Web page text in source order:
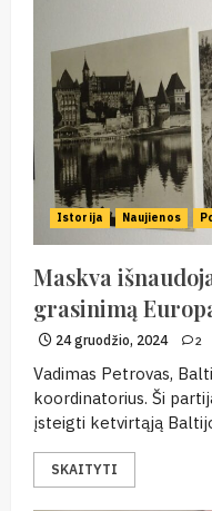
Istorija Naujienos
Maskva
grasinimą
24 gruodžio, 2024 2
Vadimas Petrovas,
koordinatorius. Ši
įsteigti ketvirtąją
SKAITYTI